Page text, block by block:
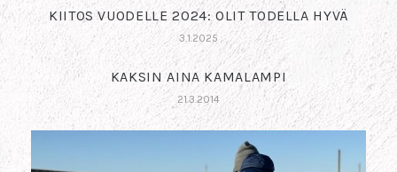
KIITOS VUODELLE 2024: OLIT TODELLA HYVÄ
3.1.2025
KAKSIN AINA KAMALAMPI
21.3.2014